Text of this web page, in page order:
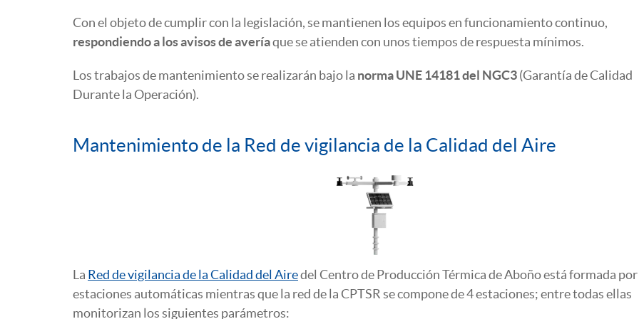
Con el objeto de cumplir con la legislación, se mantienen los equipos en funcionamiento continuo,
respondiendo a los avisos de averíaque se atienden con unos tiempos de respuesta mínimos.
Los trabajos de mantenimiento se realizarán bajo la norma UNE 14181 del NGC3(Garantía de Calidad
Durante la Operación).
Mantenimiento de la Red de vigilancia de la Calidad del Aire
La Red de vigilancia de la Calidad del Airedel Centro de Producción Térmica de Aboño está formada
estaciones automáticas mientras que la red de la CPTSR se compone de 4 estaciones; entre todas ellas
monitorizan los siguientes parámetros: